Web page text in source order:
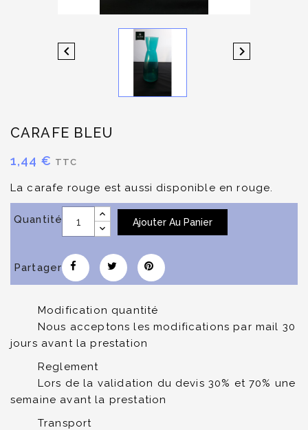
 
CARAFE BLEU
1,44 € TTC
La carafe rouge est aussi disponible en rouge.
Quantité Ajouter Au Panier
Partager
Modification quantité
Nous acceptons les modifications par mail 30
jours avant la prestation
Reglement
Lors de la validation du devis 30% et 70% une
semaine avant la prestation
Transport